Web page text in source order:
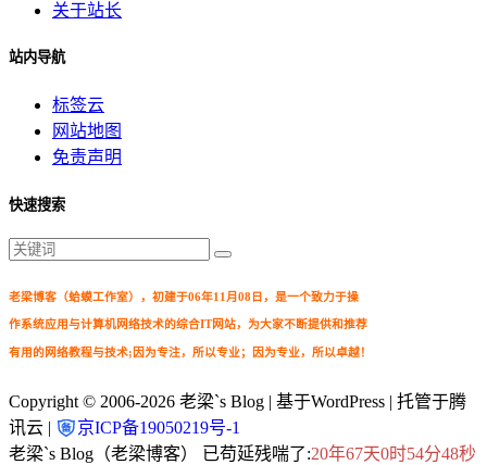
关于站长
站内导航
标签云
网站地图
免责声明
快速搜索
老梁博客（蛤蟆工作室），初建于06年11月08日，是一个致力于操
作系统应用与计算机网络技术的综合IT网站，为大家不断提供和推荐
有用的网络教程与技术;因为专注，所以专业；因为专业，所以卓越！
Copyright © 2006-2026 老梁`s Blog | 基于WordPress | 托管于腾
讯云 |
京ICP备19050219号-1
老梁`s Blog（老梁博客） 已苟延残喘了:20年67天0时54分49秒